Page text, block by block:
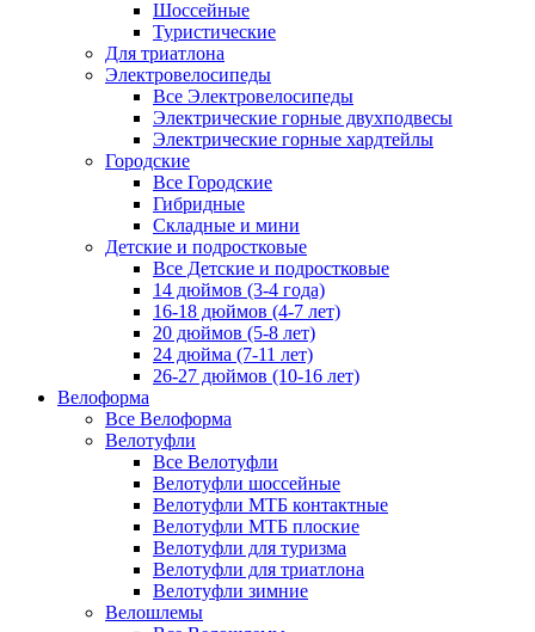
Шоссейные
Туристические
Для триатлона
Электровелосипеды
Все Электровелосипеды
Электрические горные двухподвесы
Электрические горные хардтейлы
Городские
Все Городские
Гибридные
Складные и мини
Детские и подростковые
Все Детские и подростковые
14 дюймов (3-4 года)
16-18 дюймов (4-7 лет)
20 дюймов (5-8 лет)
24 дюйма (7-11 лет)
26-27 дюймов (10-16 лет)
Велоформа
Все Велоформа
Велотуфли
Все Велотуфли
Велотуфли шоссейные
Велотуфли МТБ контактные
Велотуфли МТБ плоские
Велотуфли для туризма
Велотуфли для триатлона
Велотуфли зимние
Велошлемы